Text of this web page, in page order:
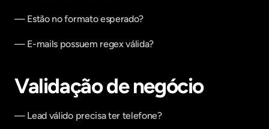
— Estão no formato esperado?
— E-mails possuem regex válida?
Validação de negócio
— Lead válido precisa ter telefone?